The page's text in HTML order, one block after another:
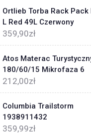
Ortlieb Torba Rack Pack
L Red 49L Czerwony
359,90zł
Atos Materac
180/60/15 Mikrofaza 6
212,00zł
Columbia Trailstorm
1938911432
359,99zł